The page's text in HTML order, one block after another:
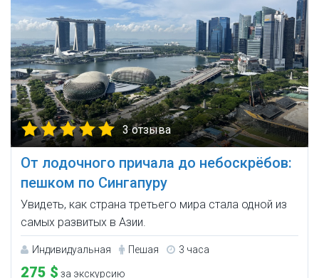
3 отзыва
От лодочного причала до небоскрёбов:
пешком по Сингапуру
Увидеть, как страна третьего мира стала одной из
самых развитых в Азии.
Индивидуальная Пешая 3 часа
275 $ за экскурсию